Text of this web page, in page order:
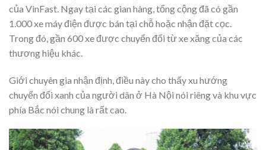
của VinFast. Ngay tại các gian hàng, tổng cộng đã có gần
1.000 xe máy điện được bán tại chỗ hoặc nhận đặt cọc.
Trong đó, gần 600 xe được chuyển đổi từ xe xăng của các
thương hiệu khác.
Giới chuyên gia nhận định, điều này cho thấy xu hướng
chuyển đổi xanh của người dân ở Hà Nội nói riêng và khu vực
phía Bắc nói chung là rất cao.